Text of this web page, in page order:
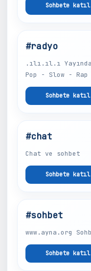
Sohbete katıl
#radyo
.ılı.ıl.ı
Pop - Slow -
Sohbete katıl
#chat
Chat ve sohbet
Sohbete katıl
#sohbet
www.ayna.org
Sohbete katıl